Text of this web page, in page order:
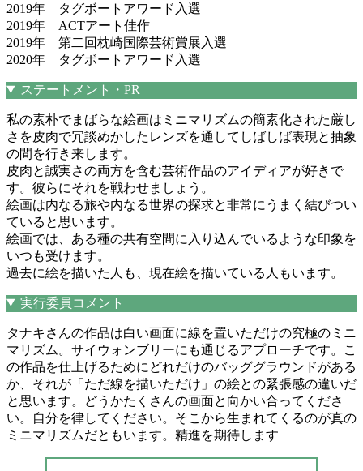
2019年 タグボートアワード入選
2019年 ACTアート佳作
2019年 第二回枕崎国際芸術賞展入選
2020年 タグボートアワード入選
ステートメント・PR
私の素朴でまばらな絵画はミニマリズムの簡素化された厳し
さを皮肉で冗談めかしたレンズを通してしばしば表現と抽象
の間を行き来します。
皮肉と誠実さの両方を含む芸術作品のアイディアが好きで
す。彼らにそれを戦わせましょう。
絵画は内なる旅や内なる世界の探求と非常にうまく結びつい
ていると思います。
絵画では、ある種の共有空間に入り込んでいるような印象を
いつも受けます。
過去に絵を描いた人も、現在絵を描いている人もいます。
実行委員コメント
タナキさんの作品は白い画面に線を置いただけの究極のミニ
マリズム。サイウォンブリーにも通じるアプローチです。こ
の作品を仕上げるためにどれだけのバッググラウンドがある
か、それが「ただ線を描いただけ」の絵との緊張感の違いだ
と思います。どうかたくさんの画面と向かい合ってくださ
い。自分を律してください。そこから生まれてくるのが真の
ミニマリズムだともいます。精進を期待します